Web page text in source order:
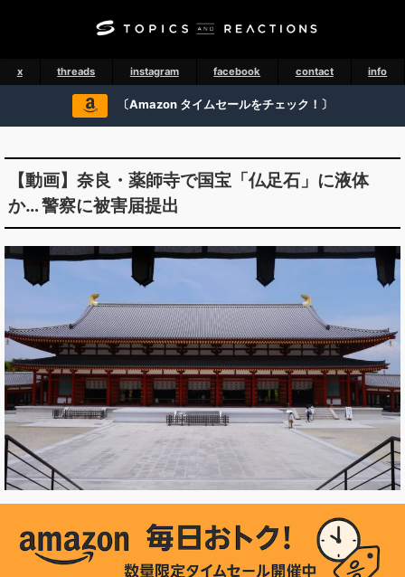
x threads instagram facebook contact info
〔Amazon タイムセールをチェック！〕
【動画】奈良・薬師寺で国宝「仏足石」に液体
か… 警察に被害届提出